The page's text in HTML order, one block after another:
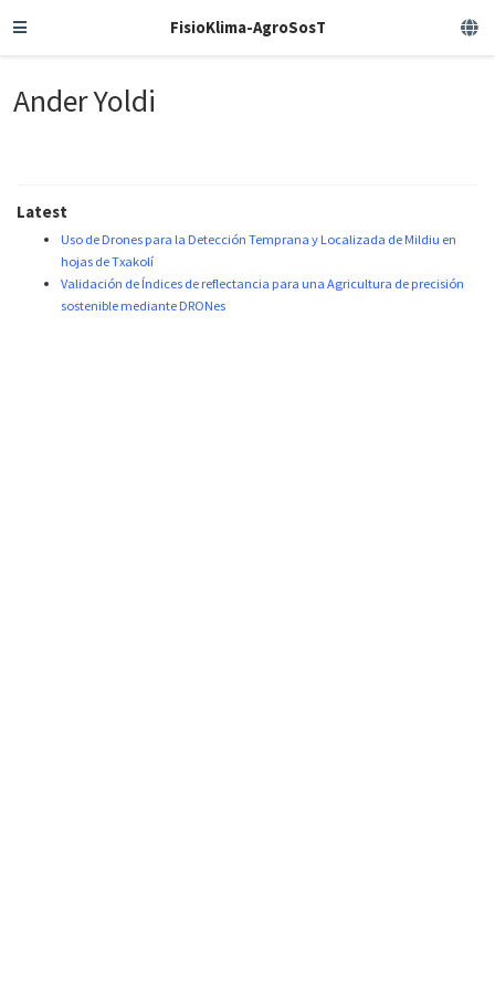
FisioKlima-AgroSosT
Ander Yoldi
Latest
Uso de Drones para la Detección Temprana y Localizada de Mildiu en
hojas de Txakolí
Validación de Índices de reflectancia para una Agricultura de precisión
sostenible mediante DRONes